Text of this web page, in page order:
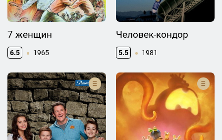
7 женщин
6.5 1965
Человек-кондор
5.5 1981